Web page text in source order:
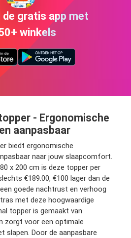
de gratis app met
winkels
- Ergonomische
aanpasbaar
biedt ergonomische
naar jouw slaapcomfort.
x 200 cm is deze topper per
€189.00, €100 lager dan de
goede nachtrust en verhoog
met deze hoogwaardige
topper is gemaakt van
zorgt voor een optimale
slapen. Door de aanpasbare